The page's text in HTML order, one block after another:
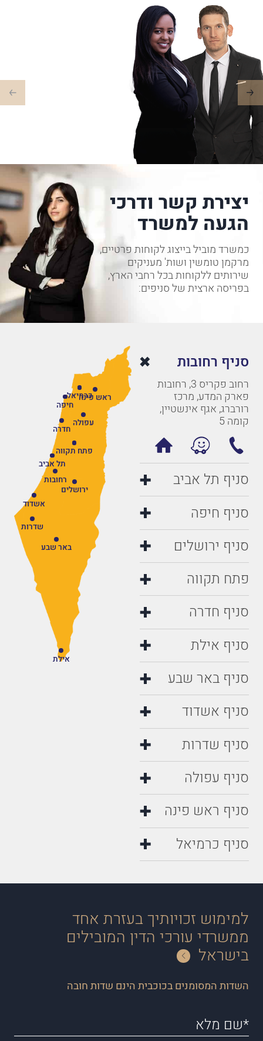
יצירת קשר ודרכי
הגעה למשרד
כמשרד מוביל בייצוג לקוחות פרטיים,
מרקמן טומשין ושות' מעניקים
שירותים ללקוחות בכל רחבי הארץ,
בפריסה ארצית של סניפים:
סניף רחובות
רחוב פקריס 3, רחובות
פארק המדע, מרכז
רורברג, אגף אינשטיין,
קומה 5
סניף תל אביב
סניף חיפה
סניף ירושלים
פתח תקווה
סניף חדרה
סניף אילת
סניף באר שבע
סניף אשדוד
סניף שדרות
סניף עפולה
סניף ראש פינה
סניף כרמיאל
רחובות
תל אביב
חיפה
ירושלים
פתח תקווה
חדרה
אילת
באר שבע
אשדוד
שדרות
עפולה
ראש פינהכרמיאל
למימוש זכויותיך בעזרת אחד
ממשרדי עורכי הדין המובילים
בישראל
השדות המסומנים בכוכבית הינם שדות חובה